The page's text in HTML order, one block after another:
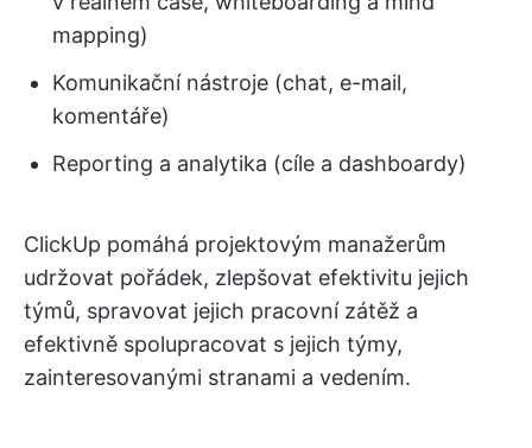
mapping)
Komunikační nástroje (chat, e-mail,
komentáře)
Reporting a analytika (cíle a dashboardy)
ClickUp pomáhá projektovým manažerům
udržovat pořádek, zlepšovat efektivitu jejich
týmů, spravovat jejich pracovní zátěž a
efektivně spolupracovat s jejich týmy,
zainteresovanými stranami a vedením.